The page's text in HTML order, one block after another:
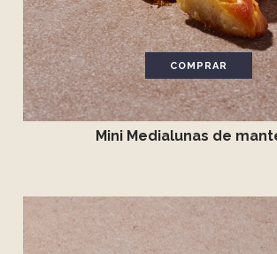
COMPRAR
Mini Medialunas de